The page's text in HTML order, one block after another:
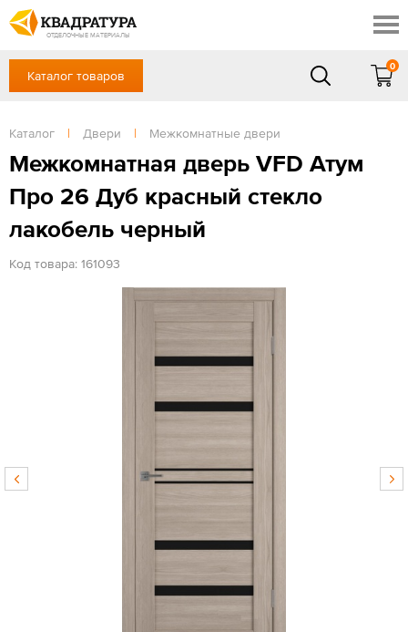
ОТДЕЛОЧНЫЕ МАТЕРИАЛЫ
Профи
Контакты
Доставка и оплата
Выставочный зал
Готовые решения
Отзывы
+7 (861) 217-94-70
Сб, Вс — выходной
ЗАКАЗАТЬ ЗВОНОК
Вход Регистрация
Каталог товаров
0
Каталог | Двери | Межкомнатные двери
Межкомнатная дверь VFD Атум
Про 26 Дуб красный стекло
лакобель черный
Код товара: 161093